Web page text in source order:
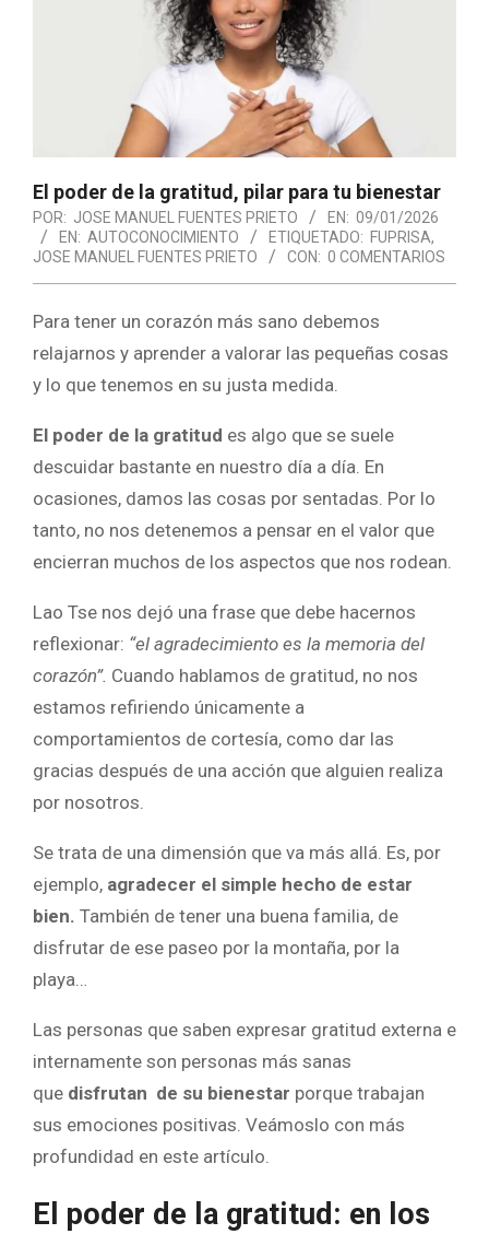
El poder de la gratitud, pilar para tu bienestar
POR: JOSE MANUEL FUENTES PRIETO EN: 09/01/2026
EN: AUTOCONOCIMIENTO ETIQUETADO: FUPRISA,
JOSE MANUEL FUENTES PRIETO
CON: 0 COMENTARIOS
Para tener un corazón más sano debemos
relajarnos y aprender a valorar las pequeñas cosas
y lo que tenemos en su justa medida.
El poder de la gratitud es algo que se suele
descuidar bastante en nuestro día a día. En
ocasiones, damos las cosas por sentadas. Por lo
tanto, no nos detenemos a pensar en el valor que
encierran muchos de los aspectos que nos rodean.
Lao Tse nos dejó una frase que debe hacernos
reflexionar: “el agradecimiento es la memoria del
corazón”. Cuando hablamos de gratitud, no nos
estamos refiriendo únicamente a
comportamientos de cortesía, como dar las
gracias después de una acción que alguien realiza
por nosotros.
Se trata de una dimensión que va más allá. Es, por
ejemplo, agradecer el simple hecho de estar
bien. También de tener una buena familia, de
disfrutar de ese paseo por la montaña, por la
playa…
Las personas que saben expresar gratitud externa e
internamente son personas más sanas
que disfrutan de su bienestar porque trabajan
sus emociones positivas. Veámoslo con más
profundidad en este artículo.
El poder de la gratitud: en los